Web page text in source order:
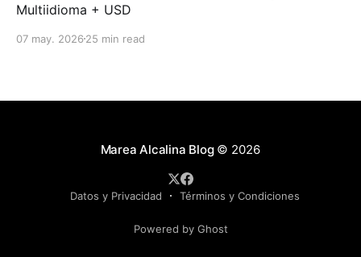
Multiidioma + USD
07 may. 2026 25 min read
Marea Alcalina Blog© 2026
Datos y Privacidad Términos y Condiciones
Powered by Ghost